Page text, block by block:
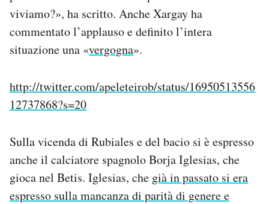
viviamo?», ha scritto. Anche Xargay ha
commentato l’applauso e definito l’intera
situazione una «vergogna».
http://twitter.com/apeleteirob/status/16950513556
12737868?s=20
Sulla vicenda di Rubiales e del bacio si è espresso
anche il calciatore spagnolo Borja Iglesias, che
gioca nel Betis. Iglesias, che già in passato si era
espresso sulla mancanza di parità di genere e